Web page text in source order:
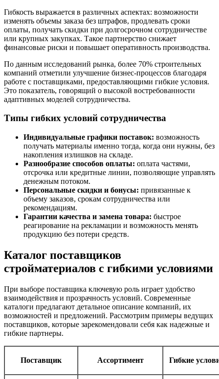
Гибкость выражается в различных аспектах: возможности
изменять объемы заказа без штрафов, продлевать сроки
оплаты, получать скидки при долгосрочном сотрудничестве
или крупных закупках. Такое партнерство снижает
финансовые риски и повышает оперативность производства.
По данным исследований рынка, более 70% строительных
компаний отметили улучшение бизнес-процессов благодаря
работе с поставщиками, предоставляющими гибкие условия.
Это показатель, говорящий о высокой востребованности
адаптивных моделей сотрудничества.
Типы гибких условий сотрудничества
Индивидуальные графики поставок: возможность
получать материалы именно тогда, когда они нужны, без
накопления излишков на складе.
Разнообразие способов оплаты: оплата частями,
отсрочка или кредитные линии, позволяющие управлять
денежным потоком.
Персональные скидки и бонусы: привязанные к
объему заказов, срокам сотрудничества или
рекомендациям.
Гарантии качества и замена товара: быстрое
реагирование на рекламации и возможность менять
продукцию без потери средств.
Каталог поставщиков
стройматериалов с гибкими условиями
При выборе поставщика ключевую роль играет удобство
взаимодействия и прозрачность условий. Современные
каталоги предлагают детальное описание компаний, их
возможностей и предложений. Рассмотрим примеры ведущих
поставщиков, которые зарекомендовали себя как надежные и
гибкие партнеры.
Поставщик Ассортимент Гибкие